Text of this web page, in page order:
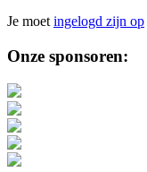
Je moetingelogd zijn op
Sidebar
Onze sponsoren: